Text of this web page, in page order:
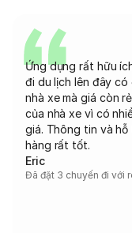
Ứng dụng rất hữu
đi du lịch lên đây có
nhà xe mà giá còn
của nhà xe vì có
giá. Thông tin và hỗ
hàng rất tốt.
Eric
Đã đặt 3 chuyến đi với